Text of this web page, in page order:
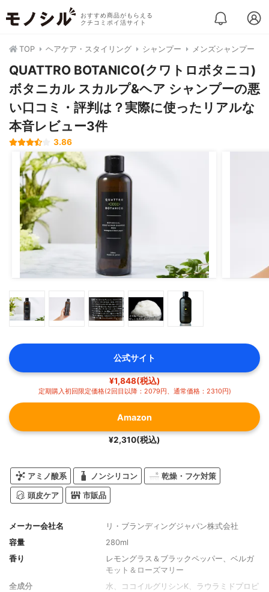
おすすめ商品がもらえる
クチコミポイ活サイト
TOP ヘアケア・スタイリング シャンプー メンズシャンプー
QUATTRO BOTANICO(クワトロボタニコ)
ボタニカル スカルプ&ヘア シャンプーの悪
い口コミ・評判は？実際に使ったリアルな
本音レビュー3件
3.86
公式サイト
¥1,848(税込)
定期購入初回限定価格(2回目以降：2079円、通常価格：2310円)
Amazon
¥2,310(税込)
アミノ酸系 ノンシリコン 乾燥・フケ対策
頭皮ケア 市販品
メーカー会社名
リ・ブランディングジャパン株式会社
容量
280ml
香り
レモングラス＆ブラックペッパー、ベルガ
モット＆ローズマリー
全成分
水、ココイルグリシンK、ラウラミドプロピ